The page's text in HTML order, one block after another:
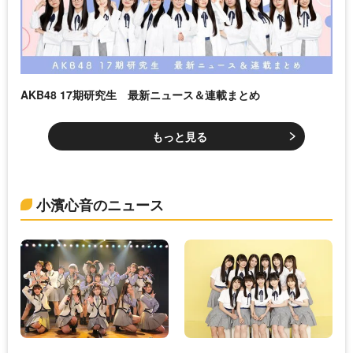
AKB48 17期研究生 最新ニュース＆連載まとめ
もっと見る
小濱心音のニュース